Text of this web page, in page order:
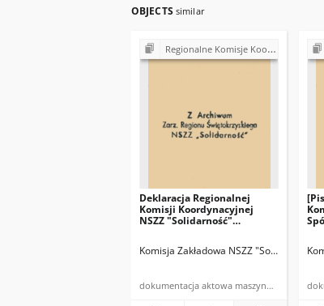
OBJECTS similar
Regionalne Komisje Koordynacyjne NSZZ "Solidarność"
Deklaracja Regionalnej
Komisji Koordynacyjnej
NSZZ "Solidarność"
ni Pracy Zakładów
Komisja Zakładowa NSZZ "Solidarność"
dokumentacja aktowa maszynopis